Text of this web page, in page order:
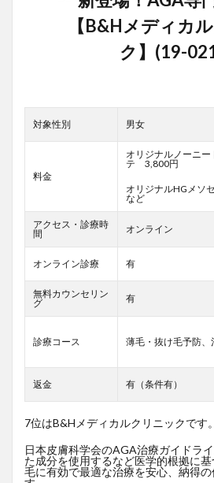
対象性別 男女
料金
オリジナルノーニ
テ 3,800円
オリジナルHGメ
など
アクセス・診療時
間
オンライン
オンライン診療 有
無料カウンセリン
グ
有
診療コース 薄毛・抜け毛予防、
返金 有（条件有）
7位はB&Hメディカルクリニックです。
日本皮膚科学会のAGA治療ガイドラ
た成分を使用するなど医学的根拠に
毛に有効で最適な治療を安心、納得